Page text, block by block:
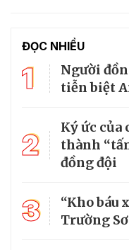
ĐỌC NHIỀU
1
Người
tiễn biệt
2
Ký ức của
thành
đồng đội
3
“Kho báu
Trường